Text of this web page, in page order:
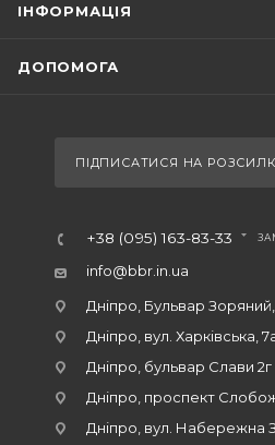
ІНФОРМАЦІЯ
ДОПОМОГА
ПІДПИСАТИСЯ НА
+38 (095) 163-83-33
info@bbr.in.ua
Дніпро, Бульвар Зоряний,
Дніпро, вул. Харківська,
Дніпро, бульвар Слави 2г
Дніпро, проспект
Дніпро, вул. Набережна